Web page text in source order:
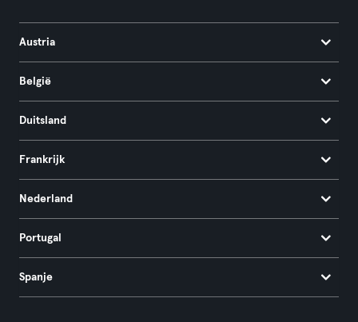
Austria
België
Duitsland
Frankrijk
Nederland
Portugal
Spanje